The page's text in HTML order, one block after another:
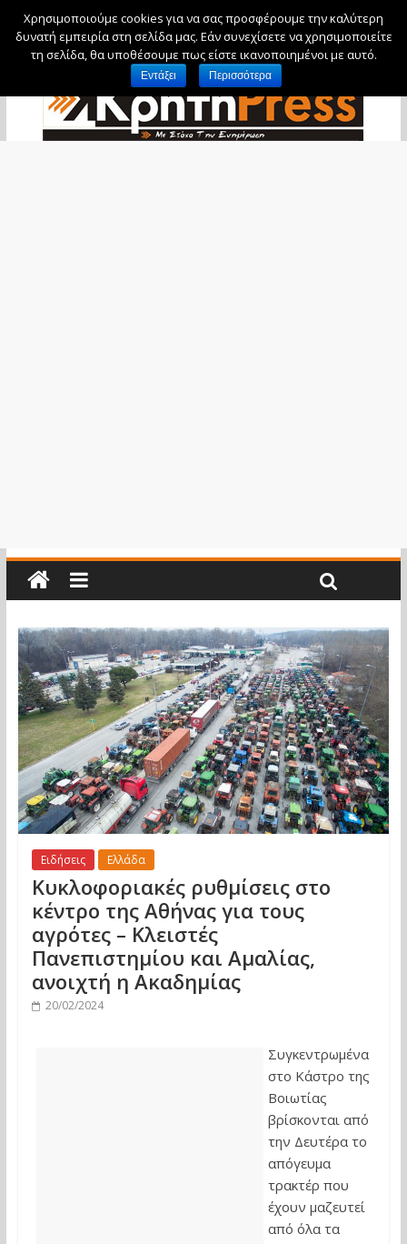
Κυριακή, 9 Αυγούστου, 2026
Ειδήσεις Ελλάδα
Κυκλοφοριακές ρυθμίσεις στο
κέντρο της Αθήνας για τους
αγρότες – Κλειστές
Πανεπιστημίου και Αμαλίας,
ανοιχτή η Ακαδημίας
20/02/2024
Συγκεντρωμένα
στο Κάστρο της
Βοιωτίας
βρίσκονται από
την Δευτέρα το
απόγευμα
τρακτέρ που
έχουν μαζευτεί
από όλα τα
Χρησιμοποιούμε cookies για να σας προσφέρουμε την καλύτερη
δυνατή εμπειρία στη σελίδα μας. Εάν συνεχίσετε να χρησιμοποιείτε
τη σελίδα, θα υποθέσουμε πως είστε ικανοποιημένοι με αυτό.
Εντάξει Περισσότερα